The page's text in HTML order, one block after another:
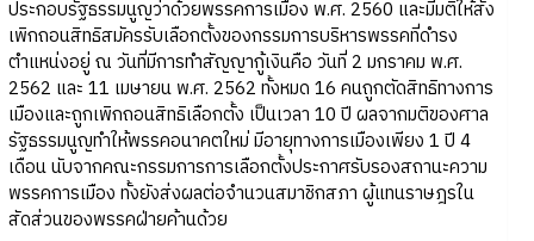
ประกอบรัฐธรรมนูญว่าด้วยพรรคการเมือง พ.ศ. 2560 และมีมติให้สั่ง
เพิกถอนสิทธิสมัครรับเลือกตั้งของกรรมการบริหารพรรคที่ดำรง
ตำแหน่งอยู่ ณ วันที่มีการทำสัญญากู้เงินคือ วันที่ 2 มกราคม พ.ศ.
2562 และ 11 เมษายน พ.ศ. 2562 ทั้งหมด 16 คนถูกตัดสิทธิทางการ
เมืองและถูกเพิกถอนสิทธิเลือกตั้ง เป็นเวลา 10 ปี ผลจากมติของศาล
รัฐธรรมนูญทำให้พรรคอนาคตใหม่ มีอายุทางการเมืองเพียง 1 ปี 4
เดือน นับจากคณะกรรมการการเลือกตั้งประกาศรับรองสถานะความ
พรรคการเมือง ทั้งยังส่งผลต่อจำนวนสมาชิกสภา ผู้แทนราษฎรใน
สัดส่วนของพรรคฝ่ายค้านด้วย